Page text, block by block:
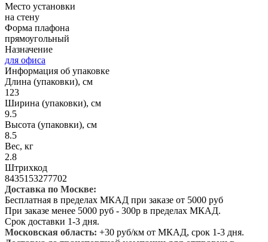
Место установки
на стену
Форма плафона
прямоугольный
Назначение
для офиса
Информация об упаковке
Длина (упаковки), см
123
Ширина (упаковки), см
9.5
Высота (упаковки), см
8.5
Вес, кг
2.8
Штрихкод
8435153277702
Доставка по Москве:
Бесплатная в пределах МКАД при заказе от 5000 руб
При заказе менее 5000 руб - 300р в пределах МКАД.
Срок доставки 1-3 дня.
Московская область: +30 руб/км от МКАД, срок 1-3 дня.